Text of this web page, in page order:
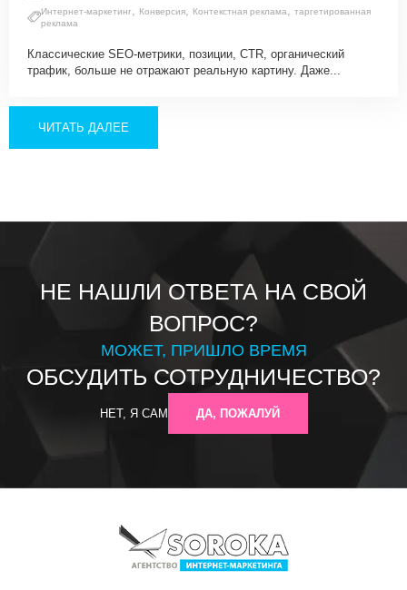
Интернет-маркетинг, Конверсия, Контекстная реклама, таргетированная
реклама
Классические SEO-метрики, позиции, CTR, органический
трафик, больше не отражают реальную картину. Даже...
ЧИТАТЬ ДАЛЕЕ
НЕ НАШЛИ ОТВЕТА НА СВОЙ
ВОПРОС?
МОЖЕТ, ПРИШЛО ВРЕМЯ
ОБСУДИТЬ СОТРУДНИЧЕСТВО?
НЕТ, Я САМ ДА, ПОЖАЛУЙ